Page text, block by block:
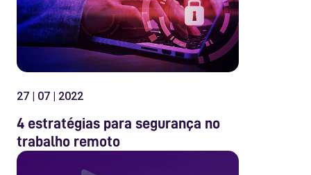
27 | 07 | 2022
4 estratégias para segurança no
trabalho remoto